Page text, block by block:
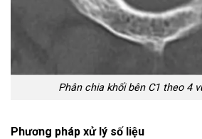
Phân chia khối bên C1 theo 4
Phương pháp xử lý số liệu